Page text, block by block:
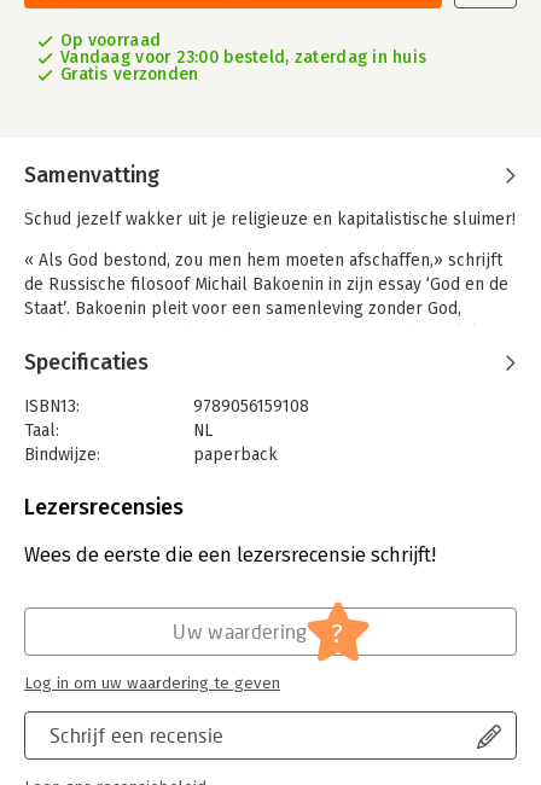
Op voorraad
Vandaag voor 23:00 besteld, zaterdag in huis
Gratis verzonden
Samenvatting
Schud jezelf wakker uit je religieuze en kapitalistische sluimer!
« Als God bestond, zou men hem moeten afschaffen,» schrijft
de Russische filosoof Michail Bakoenin in zijn essay ‘God en de
Staat’. Bakoenin pleit voor een samenleving zonder God,
genootschappen die ons van alles voorschrijven, zelfs zonder
staat. Zijn belangrijkste teksten over vrijheid en dictatuur zijn
hier opgenomen met een inleiding door Paul van Dijk.
Michail Bakoenin (1814–1876) was een Russische anarchistische
filosoof. Tegenover het communistische ideaal van een sterke
staat plaatste hij het idee van federale gemeenschappen met
zelfbestuur. In 1848 was hij betrokken bij de opstanden in
Parijs en Praag.
Specificaties
ISBN13:
9789056159108
Taal:
NL
Bindwijze:
paperback
Uitgever:
Verschijningsdatum:
27-5-2022
Mens en maatschappij
Lezersrecensies
Wees de eerste die een lezersrecensie schrijft!
Schrijf een recensie
Uw waardering ?
Log in om uw waardering te geven